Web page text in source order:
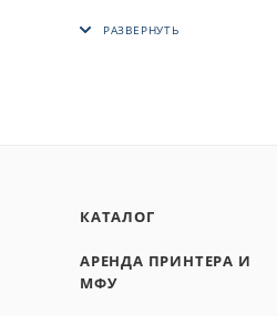
КАТАЛОГ
АРЕНДА ПРИНТЕРА И
МФУ